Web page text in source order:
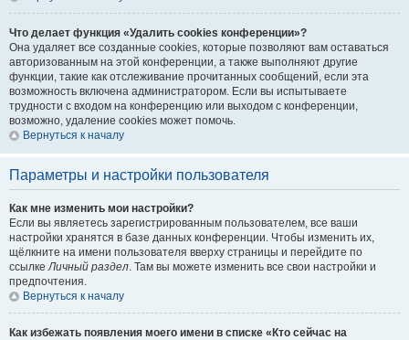
Что делает функция «Удалить cookies конференции»?
Она удаляет все созданные cookies, которые позволяют вам оставаться
авторизованным на этой конференции, а также выполняют другие
функции, такие как отслеживание прочитанных сообщений, если эта
возможность включена администратором. Если вы испытываете
трудности с входом на конференцию или выходом с конференции,
возможно, удаление cookies может помочь.
Вернуться к началу
Параметры и настройки пользователя
Как мне изменить мои настройки?
Если вы являетесь зарегистрированным пользователем, все ваши
настройки хранятся в базе данных конференции. Чтобы изменить их,
щёлкните на имени пользователя вверху страницы и перейдите по
ссылкеЛичный раздел. Там вы можете изменить все свои настройки и
предпочтения.
Вернуться к началу
Как избежать появления моего имени в списке «Кто сейчас на